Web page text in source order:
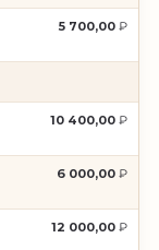
5 700,00
10 400,00
6 000,00
12 000,00